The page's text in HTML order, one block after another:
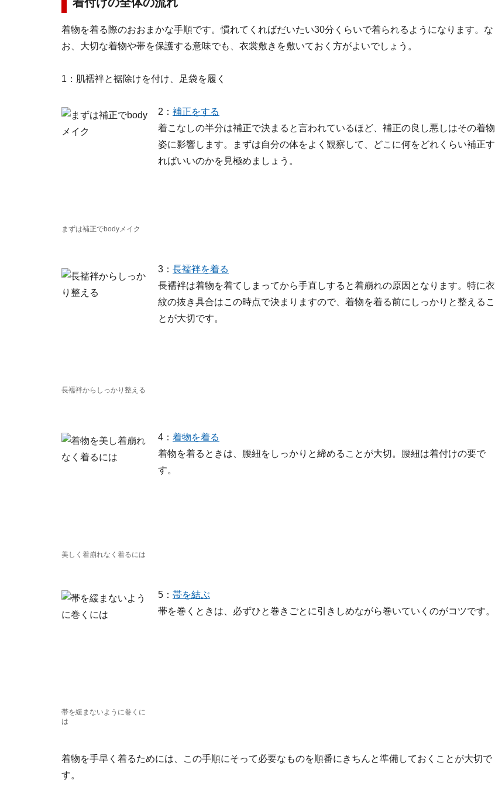
着物を着る際のおおまかな手順です。慣れてくればだいたい30分くらいで着られるようになります。な
お、大切な着物や帯を保護する意味でも、衣裳敷きを敷いておく方がよいでしょう。
1：肌襦袢と裾除けを付け、足袋を履く
まずは補正でbodyメイク
2： 補正をする
着こなしの半分は補正で決まると言われているほど、補正の良し悪しはその着物
姿に影響します。まずは自分の体をよく観察して、どこに何をどれくらい補正す
ればいいのかを見極めましょう。
長襦袢からしっかり整える
3： 長襦袢を着る
長襦袢は着物を着てしまってから手直しすると着崩れの原因となります。特に衣
紋の抜き具合はこの時点で決まりますので、着物を着る前にしっかりと整えるこ
とが大切です。
美しく着崩れなく着るには
4： 着物を着る
着物を着るときは、腰紐をしっかりと締めることが大切。腰紐は着付けの要で
す。
帯を緩まないように巻くに
は
5： 帯を結ぶ
帯を巻くときは、必ずひと巻きごとに引きしめながら巻いていくのがコツです。
着物を手早く着るためには、この手順にそって必要なものを順番にきちんと準備しておくことが大切で
す。